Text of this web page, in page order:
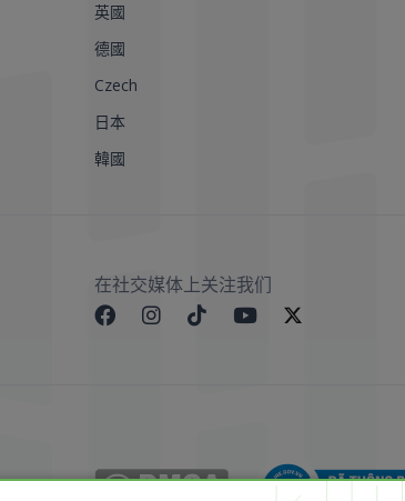
英國
德國
Czech
日本
韓國
在社交媒体上关注我们